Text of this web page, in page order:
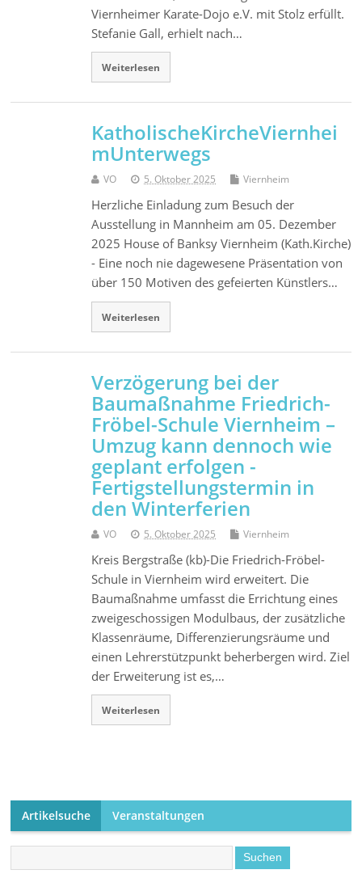
Viernheimer Karate-Dojo e.V. mit Stolz erfüllt.
Stefanie Gall, erhielt nach…
Weiterlesen
KatholischeKircheViernhei
mUnterwegs
VO 5. Oktober 2025 Viernheim
Herzliche Einladung zum Besuch der
Ausstellung in Mannheim am 05. Dezember
2025 House of Banksy Viernheim (Kath.Kirche)
- Eine noch nie dagewesene Präsentation von
über 150 Motiven des gefeierten Künstlers…
Weiterlesen
Verzögerung bei der
Baumaßnahme Friedrich-
Fröbel-Schule Viernheim –
Umzug kann dennoch wie
geplant erfolgen -
Fertigstellungstermin in
den Winterferien
VO 5. Oktober 2025 Viernheim
Kreis Bergstraße (kb)-Die Friedrich-Fröbel-
Schule in Viernheim wird erweitert. Die
Baumaßnahme umfasst die Errichtung eines
zweigeschossigen Modulbaus, der zusätzliche
Klassenräume, Differenzierungsräume und
einen Lehrerstützpunkt beherbergen wird. Ziel
der Erweiterung ist es,…
Weiterlesen
Artikelsuche Veranstaltungen